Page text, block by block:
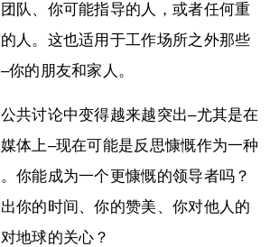
队、你可能指导的人，或者任何重
人。这也适用于工作场所之外那些
的朋友和家人。
共讨论中变得越来越突出–尤其是在
体上–现在可能是反思慷慨作为一种
你能成为一个更慷慨的领导者吗？
你的时间、你的赞美、你对他人的
地球的关心？